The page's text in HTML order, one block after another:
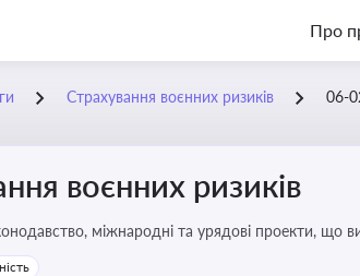
Про
Страхування воєнних ризиків 06-
воєнних ризиків
міжнародні та урядові проекти, що